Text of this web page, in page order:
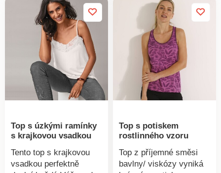
Top s úzkými ramínky
s krajkovou vsadkou
Tento top s krajkovou
vsadkou perfektně
Top s potiskem
rostlinného vzoru
Top z příjemné směsi
bavlny/ viskózy vyniká